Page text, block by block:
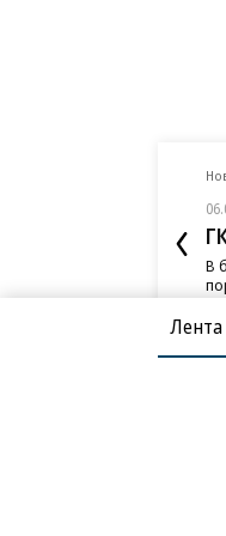
В
Лента